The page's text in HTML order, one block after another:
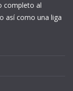
completo al
así como una liga